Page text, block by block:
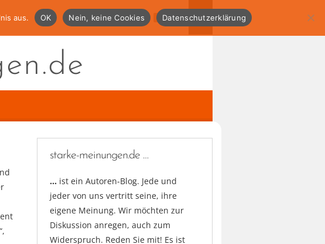
starke-meinungen.de …
… ist ein Autoren-Blog. Jede und
jeder von uns vertritt seine, ihre
eigene Meinung. Wir möchten zur
Diskussion anregen, auch zum
Widerspruch. Reden Sie mit! Es ist
aus. OK Nein, keine Cookies Datenschutzerklärung